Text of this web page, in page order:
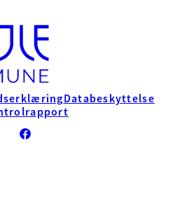
Databeskyttelse